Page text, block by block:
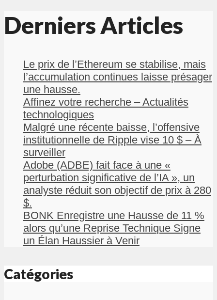
Derniers Articles
Le prix de l’Ethereum se stabilise, mais
l’accumulation continues laisse présager
une hausse.
Affinez votre recherche – Actualités
technologiques
Malgré une récente baisse, l’offensive
institutionnelle de Ripple vise 10 $ – À
surveiller
Adobe (ADBE) fait face à une «
perturbation significative de l’IA », un
analyste réduit son objectif de prix à 280
$.
BONK Enregistre une Hausse de 11 %
alors qu’une Reprise Technique Signe
un Élan Haussier à Venir
Catégories